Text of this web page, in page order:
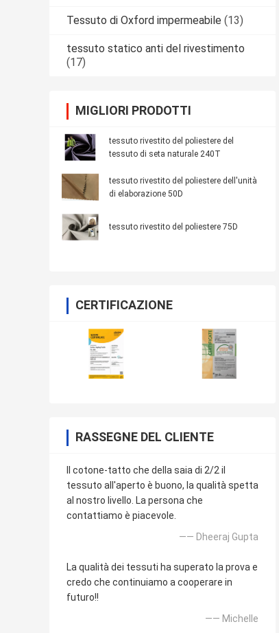
Tessuto di Oxford impermeabile (13)
tessuto statico anti del rivestimento
(17)
MIGLIORI PRODOTTI
tessuto rivestito del poliestere del
tessuto di seta naturale 240T
tessuto rivestito del poliestere dell'unità
di elaborazione 50D
tessuto rivestito del poliestere 75D
CERTIFICAZIONE
RASSEGNE DEL CLIENTE
Il cotone-tatto che della saia di 2/2 il
tessuto all'aperto è buono, la qualità spetta
al nostro livello. La persona che
contattiamo è piacevole.
—— Dheeraj Gupta
La qualità dei tessuti ha superato la prova e
credo che continuiamo a cooperare in
futuro!!
—— Michelle